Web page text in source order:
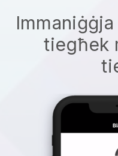
tiegħek